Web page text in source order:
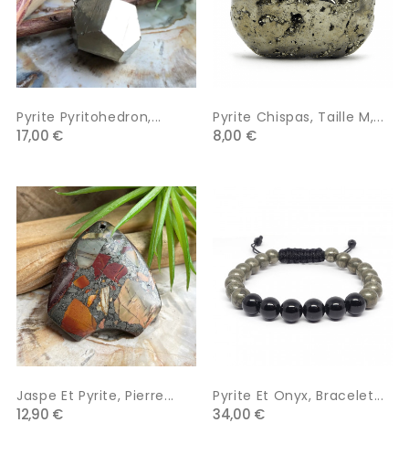
Pyrite Pyritohedron,...
17,00 €
Pyrite Chispas, Taille M,...
8,00 €
Jaspe Et Pyrite, Pierre...
12,90 €
Pyrite Et Onyx, Bracelet...
34,00 €